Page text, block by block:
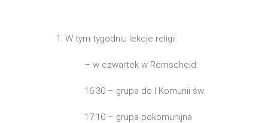
1. W tym tygodniu lekcje religii:
– w czwartek w Remscheid:
16:30 – grupa do I Komunii św.
17:10 – grupa pokomunijna